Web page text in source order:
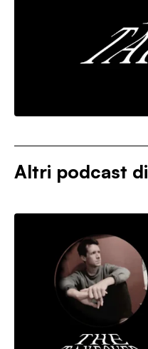
Altri podcast di